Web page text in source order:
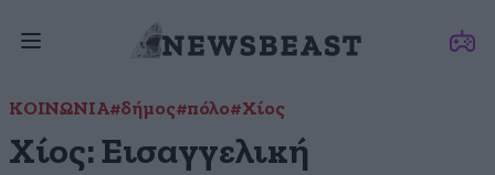
ΚΟΙΝΩΝΙΑ#δήμος#πόλο#Χίος
Χίος: Εισαγγελική